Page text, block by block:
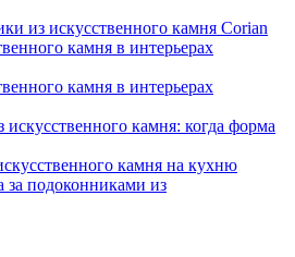
из искусственного камня Corian
камня в интерьерах
камня в интерьерах
камня: когда форма
камня на кухню
за подоконниками из